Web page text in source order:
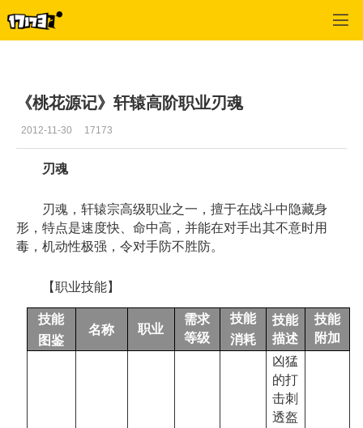
《桃花源记》轩辕高阶职业刃魂
2012-11-30 17173
刃魂
刃魂，轩辕宗高级职业之一，擅于在战斗中隐藏身
形，特点是速度快、命中高，并能在对手出其不意时用
毒，机动性极强，令对手防不胜防。
【职业技能】
技能
图鉴
名称 职业
需求
等级
技能
消耗
技能
描述
技能
附加
凶猛
的打
击刺
透盔